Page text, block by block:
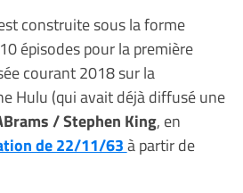
construite sous la forme
épisodes pour la première
courant 2018 sur la
Hulu (qui avait déjà diffusé une
/ Stephen King, en
de 22/11/63à partir de